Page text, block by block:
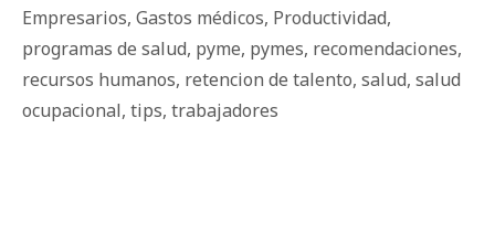
Empresarios, Gastos médicos, Productividad,
programas de salud, pyme, pymes, recomendaciones,
recursos humanos, retencion de talento, salud, salud
ocupacional, tips, trabajadores